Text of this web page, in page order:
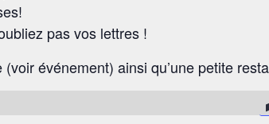
pas vos lettres !
événement) ainsi qu’une petite